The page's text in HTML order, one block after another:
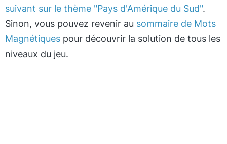
suivant sur le thème "Pays d'Amérique du Sud".
Sinon, vous pouvez revenir au sommaire de Mots
Magnétiques pour découvrir la solution de tous les
niveaux du jeu.